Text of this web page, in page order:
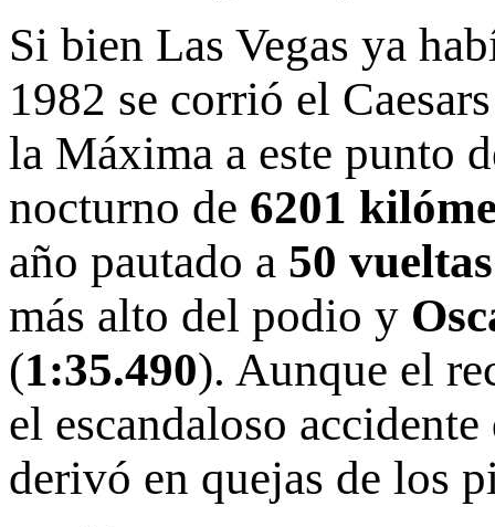
Si bien Las Vegas ya
1982 se corrió el
la Máxima a este punto
nocturno de 6201
año pautado a 50 vueltas
más alto del podio y
(1:35.490). Aunque el
el escandaloso
derivó en quejas de los